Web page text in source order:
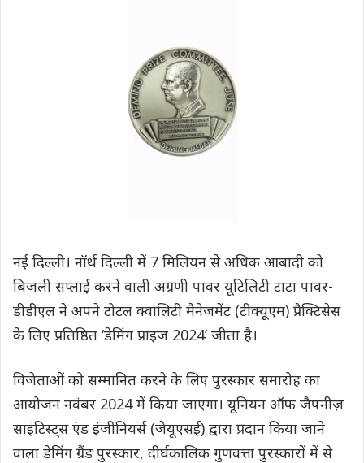
नई दिल्ली। नॉर्थ दिल्ली में 7 मिलियन से अधिक आबादी को
बिजली सप्लाई करने वाली अग्रणी पावर यूटिलिटी टाटा पावर-
डीडीएल ने अपने टोटल क्‍वालिटी मैनेजमेंट (टीक्‍यूएम) प्रैक्टिसेस
के लिए प्रतिष्ठित ‘डेमिंग प्राइज 2024’ जीता है।
विजेताओं को सम्मानित करने के लिए पुरस्कार समारोह का
आयोजन नवंबर 2024 में किया जाएगा। यूनियन ऑफ जैपनीज़
साइंटिस्‍ट्स एंड इंजीनियर्स (जेयूएसई) द्वारा प्रदान किया जाने
वाला डेमिंग ग्रैंड पुरस्कार, दीर्घकालिक गुणवत्ता पुरस्कारों में से